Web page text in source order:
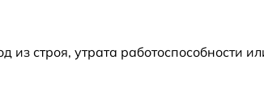
строя, утрата работоспособности